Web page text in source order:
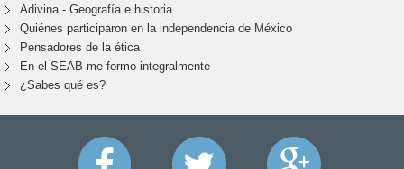
Adivina - Geografía e historia
Quiénes participaron en la independencia de México
Pensadores de la ética
En el SEAB me formo integralmente
¿Sabes qué es?